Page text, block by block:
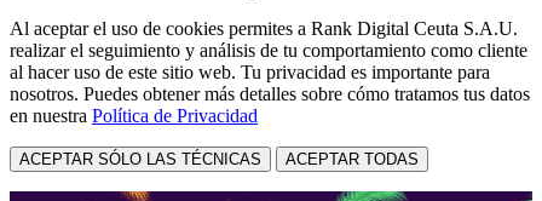
Al aceptar el uso de cookies permites a Rank Digital Ceuta S.A.U.
realizar el seguimiento y análisis de tu comportamiento como cliente
al hacer uso de este sitio web. Tu privacidad es importante para
nosotros. Puedes obtener más detalles sobre cómo tratamos tus datos
en nuestra Política de Privacidad
ACEPTAR SÓLO LAS TÉCNICAS ACEPTAR TODAS